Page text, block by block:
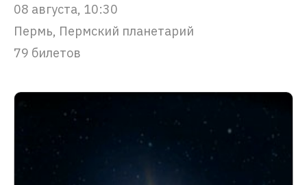
08 августа, 10:30
Пермь, Пермский планетарий
79 билетов